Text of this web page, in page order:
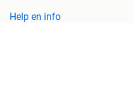
Help en info